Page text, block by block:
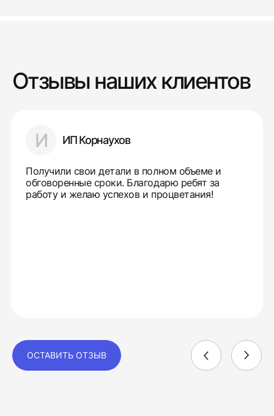
Отзывы наших клиентов
И ИП Корнаухов
Получили свои детали в полном объеме и
обговоренные сроки. Благодарю ребят за
работу и желаю успехов и процветания!
ОСТАВИТЬ ОТЗЫВ